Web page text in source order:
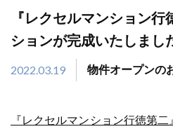
『レクセルマンション
ションが完成いたしまし
2022.03.19 物件オープンの
『レクセルマンション行徳第二